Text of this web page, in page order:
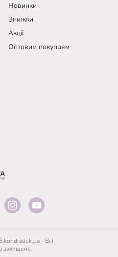
Новинки
Знижки
Акції
Оптовим покупцям
- Всі
захищено